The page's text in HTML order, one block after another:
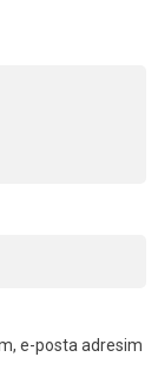
e-posta adresim